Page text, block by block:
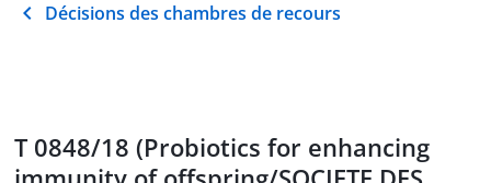
Décisions des chambres de recours
T 0848/18 (Probiotics for enhancing